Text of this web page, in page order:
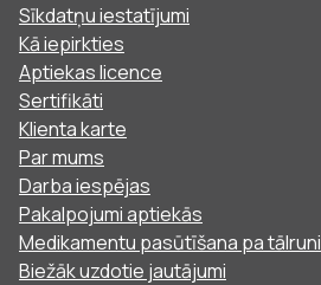
Sīkdatņu iestatījumi
Kā iepirkties
Aptiekas licence
Sertifikāti
Klienta karte
Par mums
Darba iespējas
Pakalpojumi aptiekās
Medikamentu pasūtīšana pa tālruni
Biežāk uzdotie jautājumi